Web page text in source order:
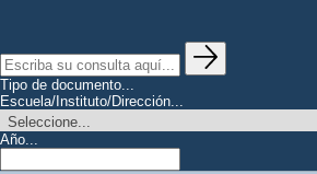
Tipo de documento...
Escuela/Instituto/Dirección...
Año...